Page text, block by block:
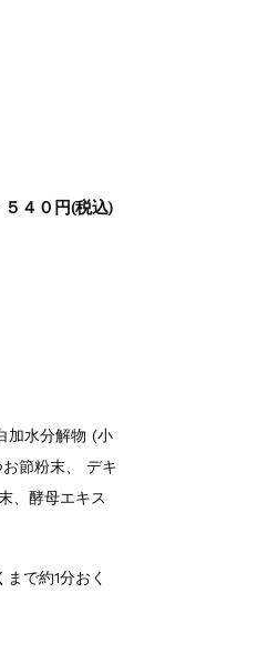
４０円(税込)
加水分解物 (小
節粉末、 デキ
、酵母エキス
で約1分おく